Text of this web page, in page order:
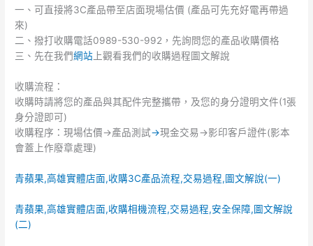
一、可直接將3C產品帶至店面現場估價 (產品可先充好電再帶過
來)
二、撥打收購電話0989-530-992，先詢問您的產品收購價格
三、先在我們網站 上觀看我們的收購過程圖文解說
收購流程：
收購時請將您的產品與其配件完整攜帶，及您的身分證明文件(1張
身分證即可)
收購程序：現場估價->產品測試->現金交易->影印客戶證件(影本
會蓋上作廢章處理)
青蘋果,高雄實體店面,收購3C產品流程,交易過程,圖文解說(一)
青蘋果,高雄實體店面,收購相機流程,交易過程,安全保障,圖文解說
(二)